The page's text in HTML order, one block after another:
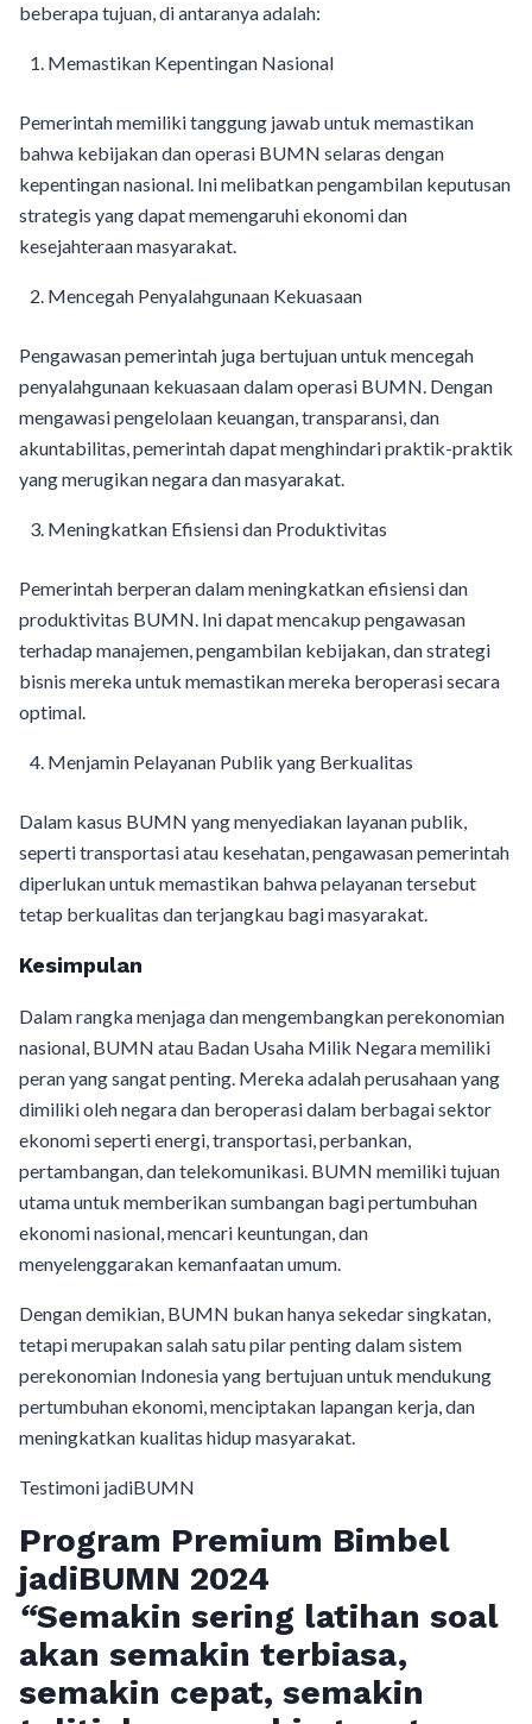
beberapa tujuan, di antaranya adalah:
Memastikan Kepentingan Nasional
Pemerintah memiliki tanggung jawab untuk memastikan
bahwa kebijakan dan operasi BUMN selaras dengan
kepentingan nasional. Ini melibatkan pengambilan keputusan
strategis yang dapat memengaruhi ekonomi dan
kesejahteraan masyarakat.
Mencegah Penyalahgunaan Kekuasaan
Pengawasan pemerintah juga bertujuan untuk mencegah
penyalahgunaan kekuasaan dalam operasi BUMN. Dengan
mengawasi pengelolaan keuangan, transparansi, dan
akuntabilitas, pemerintah dapat menghindari praktik-praktik
yang merugikan negara dan masyarakat.
Meningkatkan Efisiensi dan Produktivitas
Pemerintah berperan dalam meningkatkan efisiensi dan
produktivitas BUMN. Ini dapat mencakup pengawasan
terhadap manajemen, pengambilan kebijakan, dan strategi
bisnis mereka untuk memastikan mereka beroperasi secara
optimal.
Menjamin Pelayanan Publik yang Berkualitas
Dalam kasus BUMN yang menyediakan layanan publik,
seperti transportasi atau kesehatan, pengawasan pemerintah
diperlukan untuk memastikan bahwa pelayanan tersebut
tetap berkualitas dan terjangkau bagi masyarakat.
Kesimpulan
Dalam rangka menjaga dan mengembangkan perekonomian
nasional, BUMN atau Badan Usaha Milik Negara memiliki
peran yang sangat penting. Mereka adalah perusahaan yang
dimiliki oleh negara dan beroperasi dalam berbagai sektor
ekonomi seperti energi, transportasi, perbankan,
pertambangan, dan telekomunikasi. BUMN memiliki tujuan
utama untuk memberikan sumbangan bagi pertumbuhan
ekonomi nasional, mencari keuntungan, dan
menyelenggarakan kemanfaatan umum.
Dengan demikian, BUMN bukan hanya sekedar singkatan,
tetapi merupakan salah satu pilar penting dalam sistem
perekonomian Indonesia yang bertujuan untuk mendukung
pertumbuhan ekonomi, menciptakan lapangan kerja, dan
meningkatkan kualitas hidup masyarakat.
Testimoni jadiBUMN
Program Premium Bimbel
jadiBUMN 2024
“Semakin sering latihan soal
akan semakin terbiasa,
semakin cepat, semakin